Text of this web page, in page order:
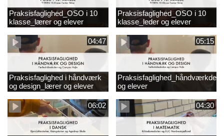
Praksisfaglighed_OSO i 10
klasse_lærer og elever
Praksisfaglighed_OSO i 10
klasse_leder og elever
04:47
Praksisfaglighed i håndværk
og design_lærer og elever
05:15
og elever
06:02 04:30